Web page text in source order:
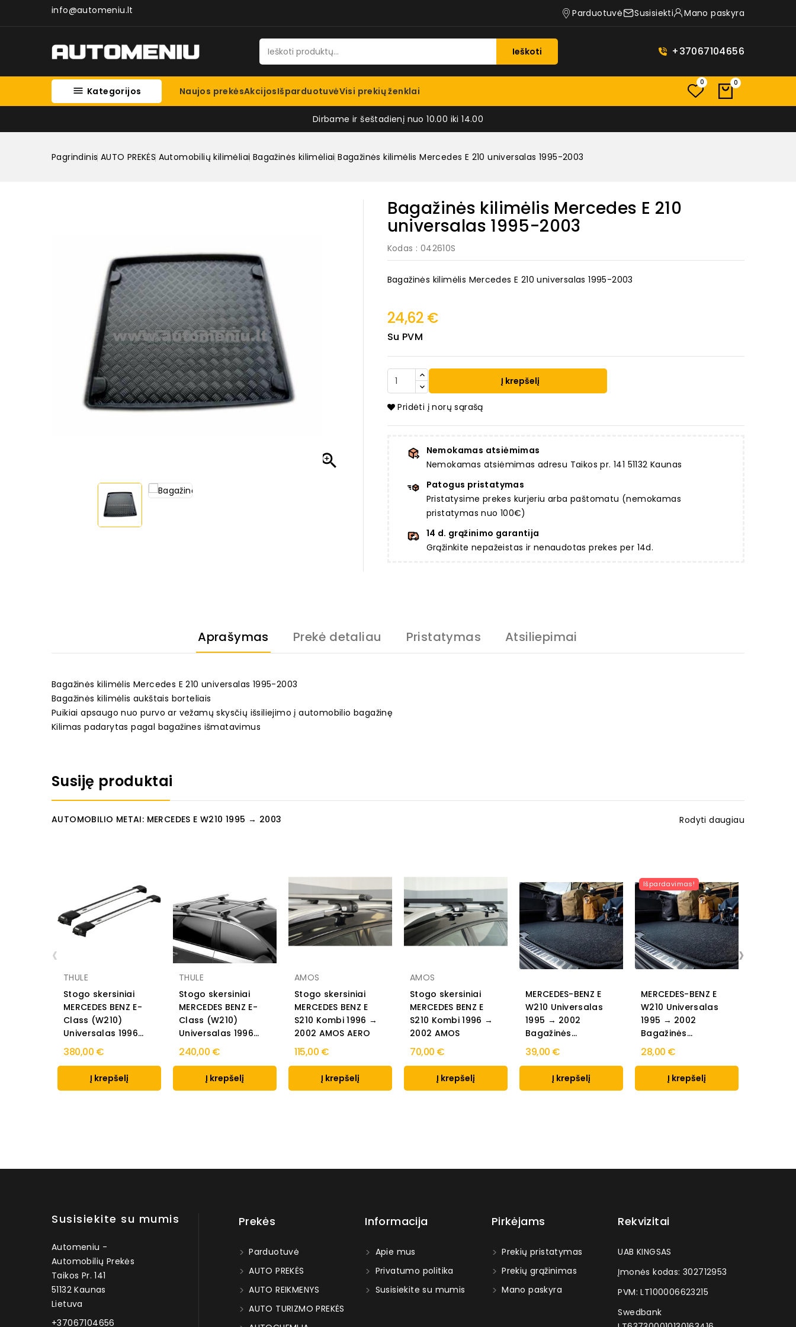
info@automeniu.lt Parduotuvė Susisiekti Mano paskyra
Ieškoti +37067104656
 Kategorijos Naujos prekėsAkcijosIšparduotuvėVisi prekių ženklai
0 0
Dirbame ir šeštadienį nuo 10.00 iki 14.00
Pagrindinis AUTO PREKĖS Automobilių kilimėliai Bagažinės kilimėliai Bagažinės kilimėlis Mercedes E 210 universalas 1995-2003

Bagažinės kilimėlis Mercedes E 210
universalas 1995-2003
Kodas : 042610S
Bagažinės kilimėlis Mercedes E 210 universalas 1995-2003
24,62 €
Su PVM
Į krepšelį
Pridėti į norų sąrašą
Nemokamas atsiėmimas
Nemokamas atsiėmimas adresu Taikos pr. 141 51132 Kaunas
Patogus pristatymas
Pristatysime prekes kurjeriu arba paštomatu (nemokamas
pristatymas nuo 100€)
14 d. grąžinimo garantija
Grąžinkite nepažeistas ir nenaudotas prekes per 14d.
Aprašymas Prekė detaliau Pristatymas Atsiliepimai
Bagažinės kilimėlis Mercedes E 210 universalas 1995-2003
Bagažinės kilimėlis aukštais borteliais
Puikiai apsaugo nuo purvo ar vežamų skysčių išsiliejimo į automobilio bagažinę
Kilimas padarytas pagal bagažines išmatavimus
Susiję produktai
AUTOMOBILIO METAI: MERCEDES E W210 1995 → 2003 Rodyti daugiau
THULE
Stogo skersiniai
MERCEDES BENZ E-
Class (W210)
Universalas 1996...
380,00 €
Į krepšelį
THULE
Stogo skersiniai
MERCEDES BENZ E-
Class (W210)
Universalas 1996...
240,00 €
Į krepšelį
AMOS
Stogo skersiniai
MERCEDES BENZ E
S210 Kombi 1996 →
2002 AMOS AERO
115,00 €
Į krepšelį
AMOS
Stogo skersiniai
MERCEDES BENZ E
S210 Kombi 1996 →
2002 AMOS
70,00 €
Į krepšelį
MERCEDES-BENZ E
W210 Universalas
1995 → 2002
Bagažinės...
39,00 €
Į krepšelį
Išpardavimas!
MERCEDES-BENZ E
W210 Universalas
1995 → 2002
Bagažinės...
28,00 €
Į krepšelį
‹ ›
Susisiekite su mumis
Automeniu -
Automobilių Prekės
Taikos Pr. 141
51132 Kaunas
Lietuva
+37067104656
Prekės
Parduotuvė
AUTO PREKĖS
AUTO REIKMENYS
AUTO TURIZMO PREKĖS
Informacija
Apie mus
Privatumo politika
Susisiekite su mumis
Pirkėjams
Prekių pristatymas
Prekių grąžinimas
Mano paskyra
Rekvizitai
UAB KINGSAS
Įmonės kodas: 302712953
PVM: LT100006623215
Swedbank